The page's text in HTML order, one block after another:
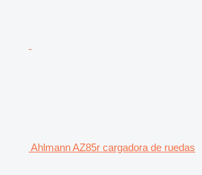
Ahlmann AZ85r cargadora de ruedas